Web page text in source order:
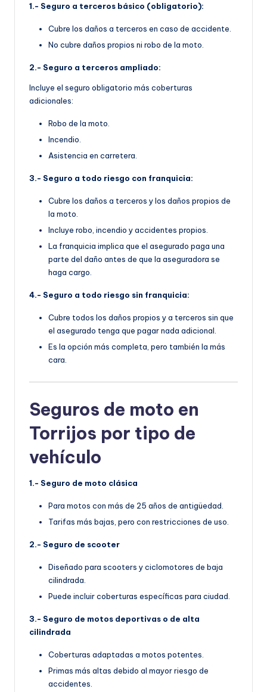
1.- Seguro a terceros básico (obligatorio):
Cubre los daños a terceros en caso de accidente.
No cubre daños propios ni robo de la moto.
2.- Seguro a terceros ampliado:
Incluye el seguro obligatorio más coberturas
adicionales:
Robo de la moto.
Incendio.
Asistencia en carretera.
3.- Seguro a todo riesgo con franquicia:
Cubre los daños a terceros y los daños propios de
la moto.
Incluye robo, incendio y accidentes propios.
La franquicia implica que el asegurado paga una
parte del daño antes de que la aseguradora se
haga cargo.
4.- Seguro a todo riesgo sin franquicia:
Cubre todos los daños propios y a terceros sin que
el asegurado tenga que pagar nada adicional.
Es la opción más completa, pero también la más
cara.
Seguros de moto en
Torrijos por tipo de
vehículo
1.- Seguro de moto clásica
Para motos con más de 25 años de antigüedad.
Tarifas más bajas, pero con restricciones de uso.
2.- Seguro de scooter
Diseñado para scooters y ciclomotores de baja
cilindrada.
Puede incluir coberturas específicas para ciudad.
3.- Seguro de motos deportivas o de alta
cilindrada
Coberturas adaptadas a motos potentes.
Primas más altas debido al mayor riesgo de
accidentes.